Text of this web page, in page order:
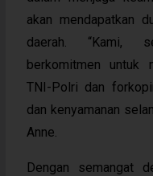
akan mendapatkan
daerah. “Kami,
berkomitmen untuk
TNI-Polri dan
dan kenyamanan
Anne.
Dengan semangat